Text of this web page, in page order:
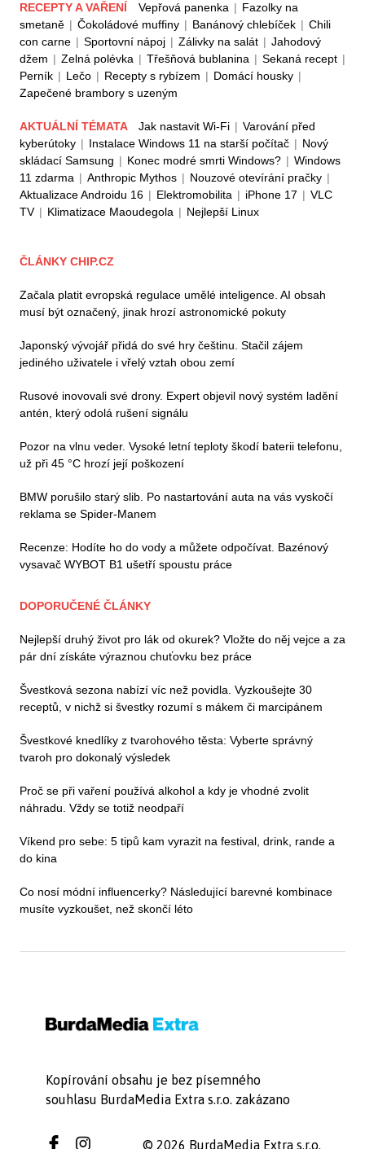
RECEPTY A VAŘENÍ Vepřová panenka | Fazolky na
smetaně | Čokoládové muffiny | Banánový chlebíček | Chili
con carne | Sportovní nápoj | Zálivky na salát | Jahodový
džem | Zelná polévka | Třešňová bublanina | Sekaná recept |
Perník | Lečo | Recepty s rybízem | Domácí housky |
Zapečené brambory s uzeným
AKTUÁLNÍ TÉMATA Jak nastavit Wi-Fi | Varování před
kyberútoky | Instalace Windows 11 na starší počítač | Nový
skládací Samsung | Konec modré smrti Windows? | Windows
11 zdarma | Anthropic Mythos | Nouzové otevírání pračky |
Aktualizace Androidu 16 | Elektromobilita | iPhone 17 | VLC
TV | Klimatizace Maoudegola | Nejlepší Linux
ČLÁNKY CHIP.CZ
Začala platit evropská regulace umělé inteligence. AI obsah
musí být označený, jinak hrozí astronomické pokuty
Japonský vývojář přidá do své hry češtinu. Stačil zájem
jediného uživatele i vřelý vztah obou zemí
Rusové inovovali své drony. Expert objevil nový systém ladění
antén, který odolá rušení signálu
Pozor na vlnu veder. Vysoké letní teploty škodí baterii telefonu,
už při 45 °C hrozí její poškození
BMW porušilo starý slib. Po nastartování auta na vás vyskočí
reklama se Spider-Manem
Recenze: Hodíte ho do vody a můžete odpočívat. Bazénový
vysavač WYBOT B1 ušetří spoustu práce
DOPORUČENÉ ČLÁNKY
Nejlepší druhý život pro lák od okurek? Vložte do něj vejce a za
pár dní získáte výraznou chuťovku bez práce
Švestková sezona nabízí víc než povidla. Vyzkoušejte 30
receptů, v nichž si švestky rozumí s mákem či marcipánem
Švestkové knedlíky z tvarohového těsta: Vyberte správný
tvaroh pro dokonalý výsledek
Proč se při vaření používá alkohol a kdy je vhodné zvolit
náhradu. Vždy se totiž neodpaří
Víkend pro sebe: 5 tipů kam vyrazit na festival, drink, rande a
do kina
Co nosí módní influencerky? Následující barevné kombinace
musíte vyzkoušet, než skončí léto
Kopírování obsahu je bez písemného
souhlasu BurdaMedia Extra s.r.o. zakázano
© 2026 BurdaMedia Extra s.r.o.